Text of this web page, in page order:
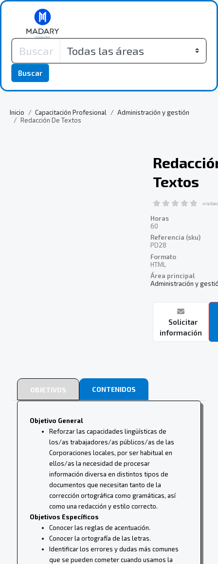
Buscar
Inicio Capacitación Profesional
Administración y gestión
Redacción De Textos
Textos
Horas
60
Referencia (sku)
PD28
Formato
HTML
Área principal
Administración y
Solicitar
información
OBJETIVOS CONTENIDOS
Objetivo General
Reforzar las capacidades lingüísticas de
los/as trabajadores/as públicos/as de las
Corporaciones locales, por ser habitual en
ellos/as la necesidad de procesar
información diversa en distintos tipos de
documentos que necesitan tanto de la
corrección ortográfica como gramáticas, así
como una redacción y estilo correcto.
Objetivos Específicos
Conocer las reglas de acentuación.
Conocer la ortografía de las letras.
Identificar los errores y dudas más comunes
que se pueden cometer cuando usamos la